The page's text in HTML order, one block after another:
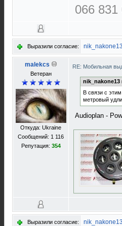
066 831
Выразили согласие: nik_nakone13
malekcs
Ветеран
Откуда: Ukraine
Сообщений: 1 116
Репутация: 354
RE: Мобильная
nik_nakone13
В связи с
метровый
Audioplan -
Выразили согласие: nik_nakone13